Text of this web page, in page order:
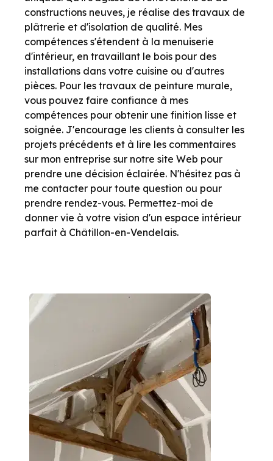
constructions neuves, je réalise des travaux de
plâtrerie et d'isolation de qualité. Mes
compétences s'étendent à la menuiserie
d'intérieur, en travaillant le bois pour des
installations dans votre cuisine ou d'autres
pièces. Pour les travaux de peinture murale,
vous pouvez faire confiance à mes
compétences pour obtenir une finition lisse et
soignée. J'encourage les clients à consulter les
projets précédents et à lire les commentaires
sur mon entreprise sur notre site Web pour
prendre une décision éclairée. N'hésitez pas à
me contacter pour toute question ou pour
prendre rendez-vous. Permettez-moi de
donner vie à votre vision d'un espace intérieur
parfait à Châtillon-en-Vendelais.